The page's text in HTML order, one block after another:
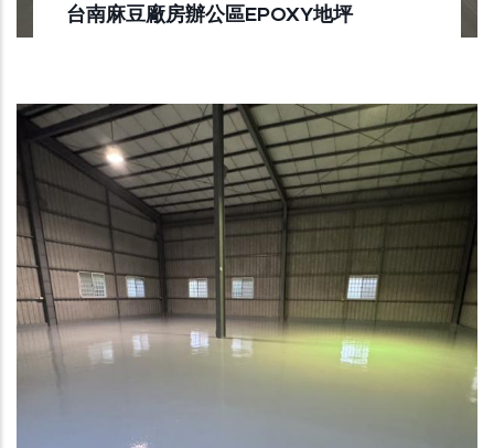
台南麻豆廠房辦公區EPOXY地坪